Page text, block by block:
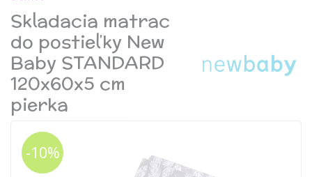
Skladacia matrac
do postieľky New
Baby STANDARD
120x60x5 cm
pierka
-10%